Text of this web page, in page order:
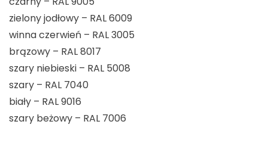
zielony jodłowy – RAL 6009
winna czerwień – RAL 3005
brązowy – RAL 8017
szary niebieski – RAL 5008
szary – RAL 7040
biały – RAL 9016
szary beżowy – RAL 7006